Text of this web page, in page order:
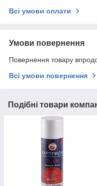
Всі умови оплати
Умови повернення
Повернення товару
Всі умови повернення
Подібні товари